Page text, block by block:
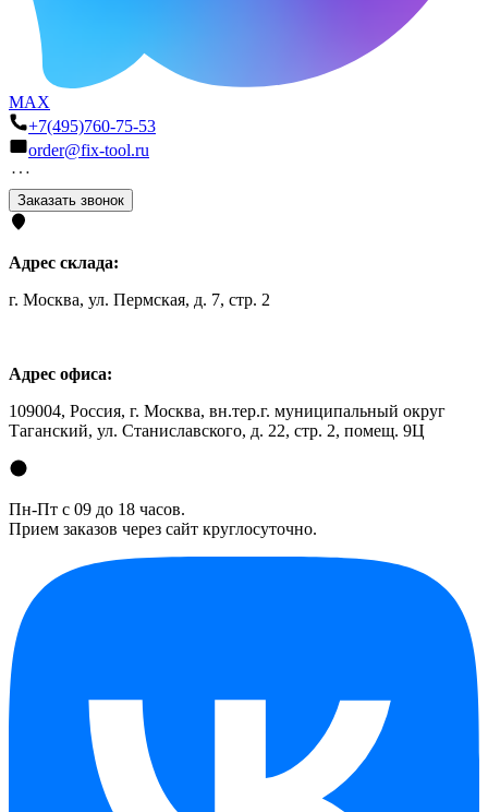
MAX
+7(495)760-75-53
order@fix-tool.ru
Заказать звонок
Адрес склада:
г. Москва, ул. Пермская, д. 7, стр. 2
Адрес офиса:
109004, Россия, г. Москва, вн.тер.г. муниципальный округ
Таганский, ул. Станиславского, д. 22, стр. 2, помещ. 9Ц
Пн-Пт с 09 до 18 часов.
Прием заказов через сайт круглосуточно.